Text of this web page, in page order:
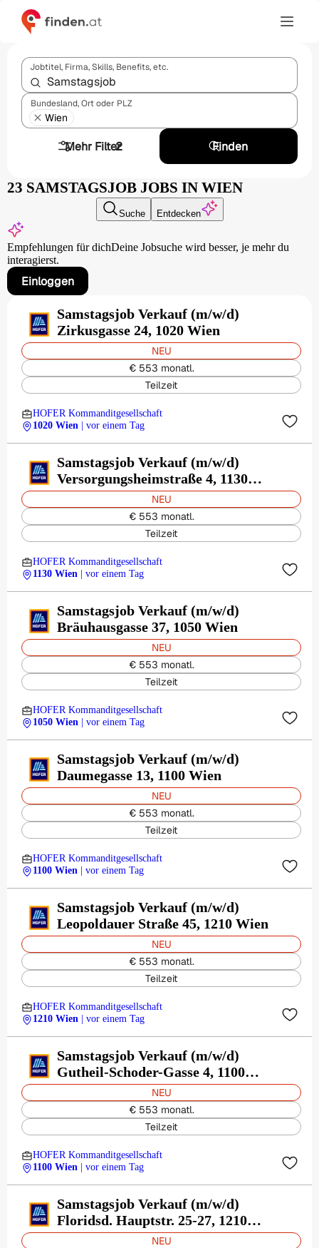
Jobtitel, Firma, Skills, Benefits, etc.
Bundesland, Ort oder PLZ
Wien
Mehr Filter
2 Finden
23 SAMSTAGSJOB JOBS IN WIEN
Suche Entdecken
Empfehlungen für dichDeine Jobsuche wird besser, je mehr du
interagierst.
Einloggen
Samstagsjob Verkauf (m/w/d)
Zirkusgasse 24, 1020 Wien
NEU
€ 553 monatl.
Teilzeit
HOFER Kommanditgesellschaft
1020 Wien
| vor einem Tag
Samstagsjob Verkauf (m/w/d)
Versorgungsheimstraße 4, 1130
Wien
NEU
€ 553 monatl.
Teilzeit
HOFER Kommanditgesellschaft
1130 Wien
| vor einem Tag
Samstagsjob Verkauf (m/w/d)
Bräuhausgasse 37, 1050 Wien
NEU
€ 553 monatl.
Teilzeit
HOFER Kommanditgesellschaft
1050 Wien
| vor einem Tag
Samstagsjob Verkauf (m/w/d)
Daumegasse 13, 1100 Wien
NEU
€ 553 monatl.
Teilzeit
HOFER Kommanditgesellschaft
1100 Wien
| vor einem Tag
Samstagsjob Verkauf (m/w/d)
Leopoldauer Straße 45, 1210 Wien
NEU
€ 553 monatl.
Teilzeit
HOFER Kommanditgesellschaft
1210 Wien
| vor einem Tag
Samstagsjob Verkauf (m/w/d)
Gutheil-Schoder-Gasse 4, 1100
Wien
NEU
€ 553 monatl.
Teilzeit
HOFER Kommanditgesellschaft
1100 Wien
| vor einem Tag
Samstagsjob Verkauf (m/w/d)
Floridsd. Hauptstr. 25-27, 1210
Wien
NEU